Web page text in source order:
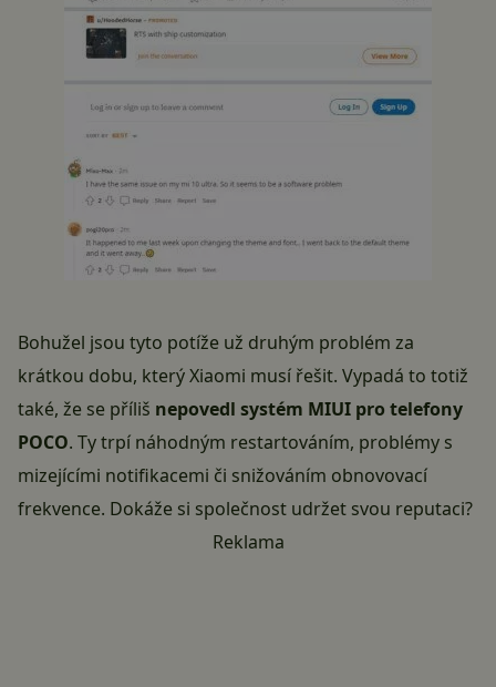
Bohužel jsou tyto potíže už druhým problém za
krátkou dobu, kterýXiaomi musí řešit. Vypadá to totiž
také, že se příliš nepovedl systém MIUI pro telefony
POCO. Ty trpí náhodným restartováním, problémy s
mizejícími notifikacemi či snižováním obnovovací
frekvence. Dokáže si společnost udržet svou reputaci?
Reklama